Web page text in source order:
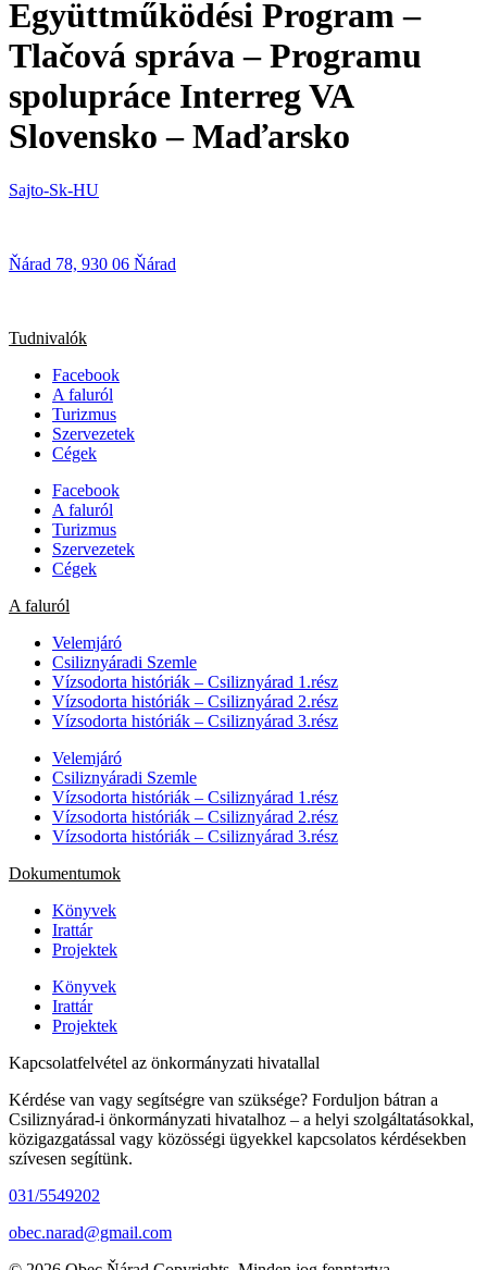
Együttműködési Program –
Tlačová správa – Programu
spolupráce Interreg VA
Slovensko – Maďarsko
Sajto-Sk-HU
Ňárad 78, 930 06 Ňárad
Tudnivalók
Facebook
A faluról
Turizmus
Szervezetek
Cégek
Facebook
A faluról
Turizmus
Szervezetek
Cégek
A faluról
Velemjáró
Csiliznyáradi Szemle
Vízsodorta históriák – Csiliznyárad 1.rész
Vízsodorta históriák – Csiliznyárad 2.rész
Vízsodorta históriák – Csiliznyárad 3.rész
Velemjáró
Csiliznyáradi Szemle
Vízsodorta históriák – Csiliznyárad 1.rész
Vízsodorta históriák – Csiliznyárad 2.rész
Vízsodorta históriák – Csiliznyárad 3.rész
Dokumentumok
Könyvek
Irattár
Projektek
Könyvek
Irattár
Projektek
Kapcsolatfelvétel az önkormányzati hivatallal
Kérdése van vagy segítségre van szüksége? Forduljon bátran a
Csiliznyárad-i önkormányzati hivatalhoz – a helyi szolgáltatásokkal,
közigazgatással vagy közösségi ügyekkel kapcsolatos kérdésekben
szívesen segítünk.
031/5549202
obec.narad@gmail.com